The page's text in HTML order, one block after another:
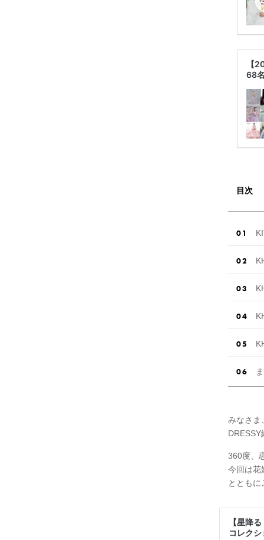
【
68
目次
みなさま
360度、
今回は花
ととも